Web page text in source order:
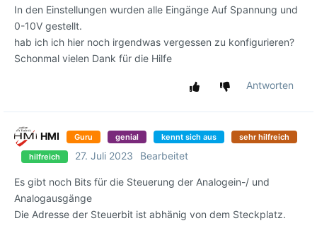
In den Einstellungen wurden alle Eingänge Auf Spannung und
0-10V gestellt.
hab ich ich hier noch irgendwas vergessen zu konfigurieren?
Schonmal vielen Dank für die Hilfe
Antworten
HMI Guru genial kennt sich aus sehr hilfreich
hilfreich 27. Juli 2023 Bearbeitet
Es gibt noch Bits für die Steuerung der Analogein-/ und
Analogausgänge
Die Adresse der Steuerbit ist abhänig von dem Steckplatz.